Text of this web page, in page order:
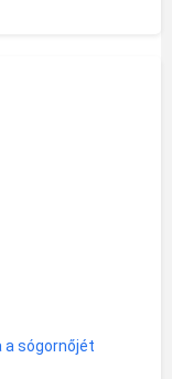
a sógornőjét